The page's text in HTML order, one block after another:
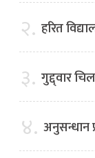
२. हरित
३. गुद्द्वार
४. अनुसन्धान